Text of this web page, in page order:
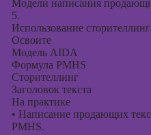
Модели написания
5.
Использование
Освоите
Модель AIDA
Формула PMHS
Сторителлинг
Заголовок текста
На практике
• Написание продающих
PMHS.